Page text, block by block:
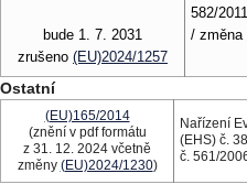
bude 1. 7. 2031
zrušeno (EU)2024/1257
582/2011
/ změna
Ostatní
(EU)165/2014
(znění v pdf formátu
z 31. 12. 2024 včetně
změny (EU)2024/1230)
Nařízení
(EHS) č.
č. 561/